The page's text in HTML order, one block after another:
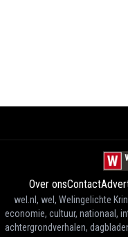
Over onsContact
wel.nl, wel, Welingelichte
economie, cultuur, nationaal,
achtergrondverhalen,